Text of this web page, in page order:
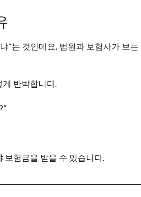
”는 것인데요, 법원과 보험사가 보는
반박합니다.
보험금을 받을 수 있습니다.